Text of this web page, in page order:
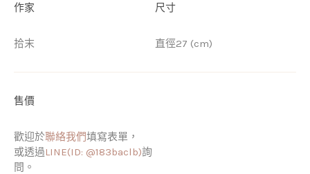
作家
拾末
尺寸
直徑27 (cm)
售價
歡迎於聯絡我們填寫表單，
或透過LINE(ID: @183baclb)詢
問。